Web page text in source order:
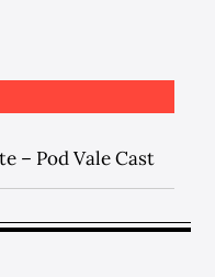
– Pod Vale Cast